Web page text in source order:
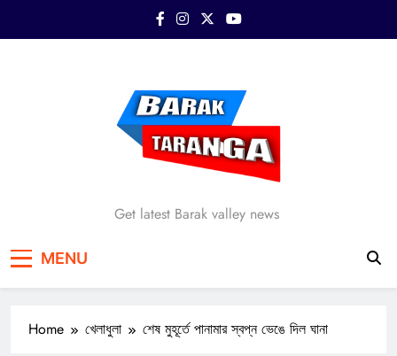
Barak Taranga
Get latest Barak valley news
MENU
Home খেলাধুলা শেষ মুহূর্তে পানামার স্বপ্ন ভেঙে দিল ঘানা